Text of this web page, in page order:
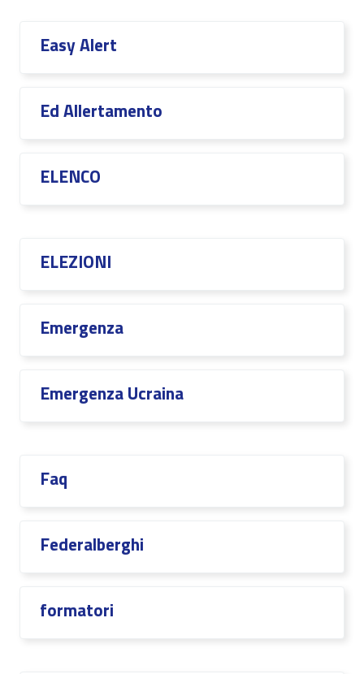
Easy Alert
Ed Allertamento
ELENCO
ELEZIONI
Emergenza
Emergenza Ucraina
Faq
Federalberghi
formatori